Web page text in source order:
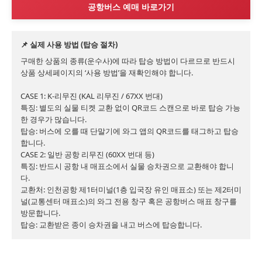
공항버스 예매 바로가기
📌 실제 사용 방법 (탑승 절차)
구매한 상품의 종류(운수사)에 따라 탑승 방법이 다르므로 반드시
상품 상세페이지의 ‘사용 방법’을 재확인해야 합니다.
CASE 1: K-리무진 (KAL 리무진 / 67XX 번대)
특징: 별도의 실물 티켓 교환 없이 QR코드 스캔으로 바로 탑승 가능
한 경우가 많습니다.
탑승: 버스에 오를 때 단말기에 와그 앱의 QR코드를 태그하고 탑승
합니다.
CASE 2: 일반 공항 리무진 (60XX 번대 등)
특징: 반드시 공항 내 매표소에서 실물 승차권으로 교환해야 합니
다.
교환처: 인천공항 제1터미널(1층 입국장 유인 매표소) 또는 제2터미
널(교통센터 매표소)의 와그 전용 창구 혹은 공항버스 매표 창구를
방문합니다.
탑승: 교환받은 종이 승차권을 내고 버스에 탑승합니다.